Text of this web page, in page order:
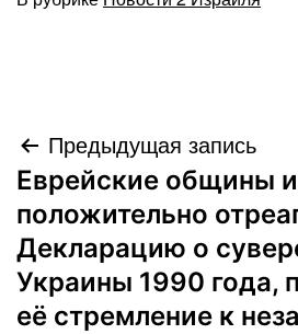
Навигация
по
записям
Предыдущая запись
Еврейские общины
положительно
Декларацию о
Украины 1990 года,
её стремление к